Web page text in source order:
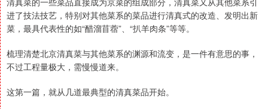
进了技法技艺，特别对其他菜系的菜品进行清真式的改造、发明出新
菜，最具代表性的如“醋溜苜蓿”、“扒羊肉条”等等。
梳理清楚北京清真菜与其他菜系的渊源和流变，是一件有意思的事，
不过工程量极大，需慢慢道来。
这第一篇，就从几道最典型的清真菜品开始。